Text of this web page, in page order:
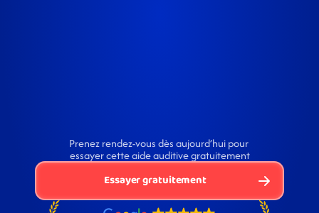
Prenez rendez-vous dès aujourd’hui pour
essayer cette aide auditive gratuitement
Essayer gratuitement